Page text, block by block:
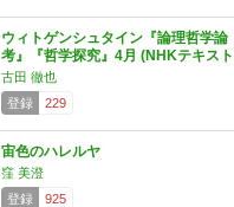
ウィトゲンシュタイン『論理哲学論
考』『哲学探究』4月 (NHKテキス
古田 徹也
登録
229
宙色のハレルヤ
窪 美澄
登録
925